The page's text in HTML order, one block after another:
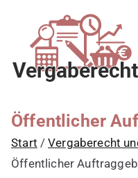
springen
Öffentlicher
Start
Vergaberecht
Öffentlicher